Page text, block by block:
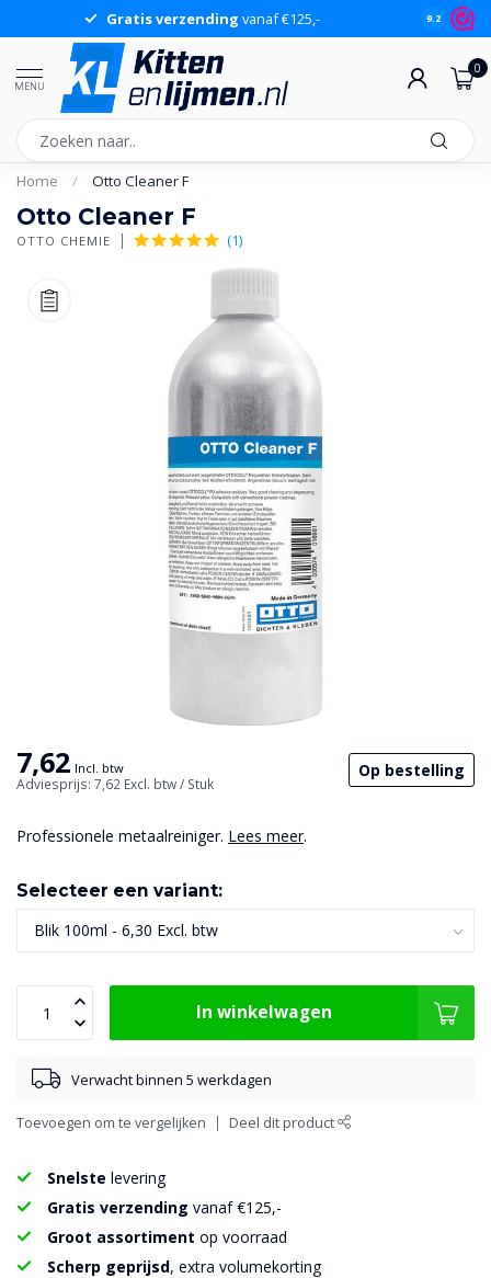
Gratis verzending vanaf €125,- 9.2
MENU
0
Home / Otto Cleaner F
Otto Cleaner F
OTTO CHEMIE (1)
7,62 Incl. btw
Adviesprijs: 7,62 Excl. btw/ Stuk
Op bestelling
Professionele metaalreiniger. Lees meer.
Selecteer een variant:
In winkelwagen
Verwacht binnen 5 werkdagen
Toevoegen om te vergelijken Deel dit product
Snelste levering
Gratis verzending vanaf €125,-
Groot assortiment op voorraad
Scherp geprijsd, extra volumekorting